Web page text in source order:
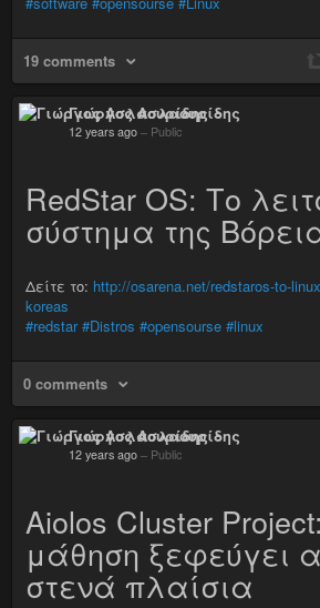
19 comments
Γιώργος Ασλαουρίδης
12 years ago – Public
RedStar OS: Το
σύστημα της
Δείτε το: http://osarena.net/redstaros-to-
koreas
#redstar #Distros #opensourse #linux
0 comments
Γιώργος Ασλαουρίδης
12 years ago – Public
Aiolos Cluster
μάθηση ξεφεύγει
στενά πλαίσια